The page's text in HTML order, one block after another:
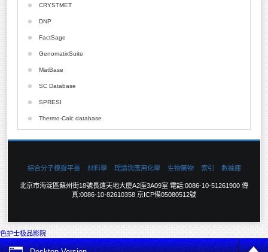
ChemOffice
CODESSA
CompuDrug
CONFLEX
Delta2D
Gold
LigandScout
Molcode
Vlife
CRYSTMET
DNP
FactSage
GenomatixSuite
MatBase
SC Database
SPRESI
Thermo-Calc database
綜合分子模擬平臺 材料學 理論與應用化學 生物藥物 索引 數據庫
北京市海淀區蘇州街18號長遠天地大廈A2座3A09室 電話:0086-10-51261900 傳
真:0086-10-82610358 京ICP備05080512號
色护士极品影院